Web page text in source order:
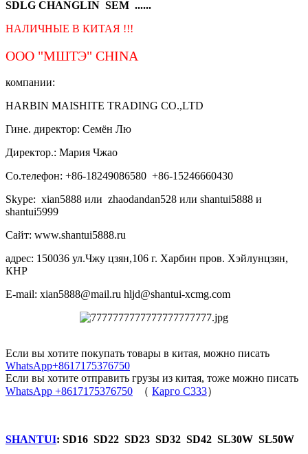
SDLG CHANGLIN SEM ......
НАЛИЧНЫЕ В КИТАЯ !!!
ООО "МШТЭ" CHINA
компании:
HARBIN MAISHITE TRADING CO.,LTD
Гине. директор: Семён Лю
Директор.: Мария Чжао
Со.телефон: +86-18249086580 +86-15246660430
Skype: xian5888 или zhaodandan528 или shantui5888 и
shantui5999
Сайт: www.shantui5888.ru
адрес: 150036 ул.Чжу цзян,106 г. Харбин пров. Хэйлунцзян,
КНР
E-mail: xian5888@mail.ru hljd@shantui-xcmg.com
Если вы хотите покупать товары в китая, можно писать
WhatsApp+8617175376750
Если вы хотите отправить грузы из китая, тоже можно писать
WhatsApp +8617175376750 （ Карго C333）
SHANTUI: SD16 SD22 SD23 SD32 SD42 SL30W SL50W